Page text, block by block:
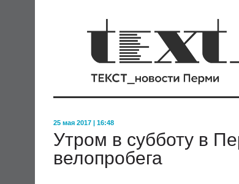
25 мая 2017 | 16:48
Утром в субботу в
велопробега